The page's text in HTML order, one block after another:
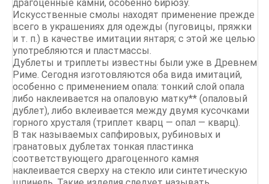
драгоценные камни, особенно бирюзу.
Искусственные смолы находят применение прежде
всего в украшениях для одежды (пуговицы, пряжки
и т. п.) в качестве имитации янтаря; с этой же целью
употребляются и пластмассы.
Дублеты и триплеты известны были уже в Древнем
Риме. Сегодня изготовляются оба вида имитаций,
особенно с применением опала: тонкий слой опала
либо наклеивается на опаловую матку** (опаловый
дублет), либо вклеивается между двумя кусочками
горного хрусталя (триплет кварц — опал — кварц).
В так называемых сапфировых, рубиновых и
гранатовых дублетах тонкая пластинка
соответствующего драгоценного камня
наклеивается сверху на стекло или синтетическую